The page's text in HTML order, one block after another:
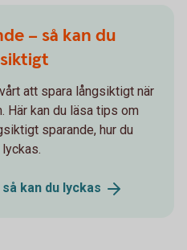
– så kan du
att spara långsiktigt när
Här kan du läsa tips om
sparande, hur du
kan du lyckas